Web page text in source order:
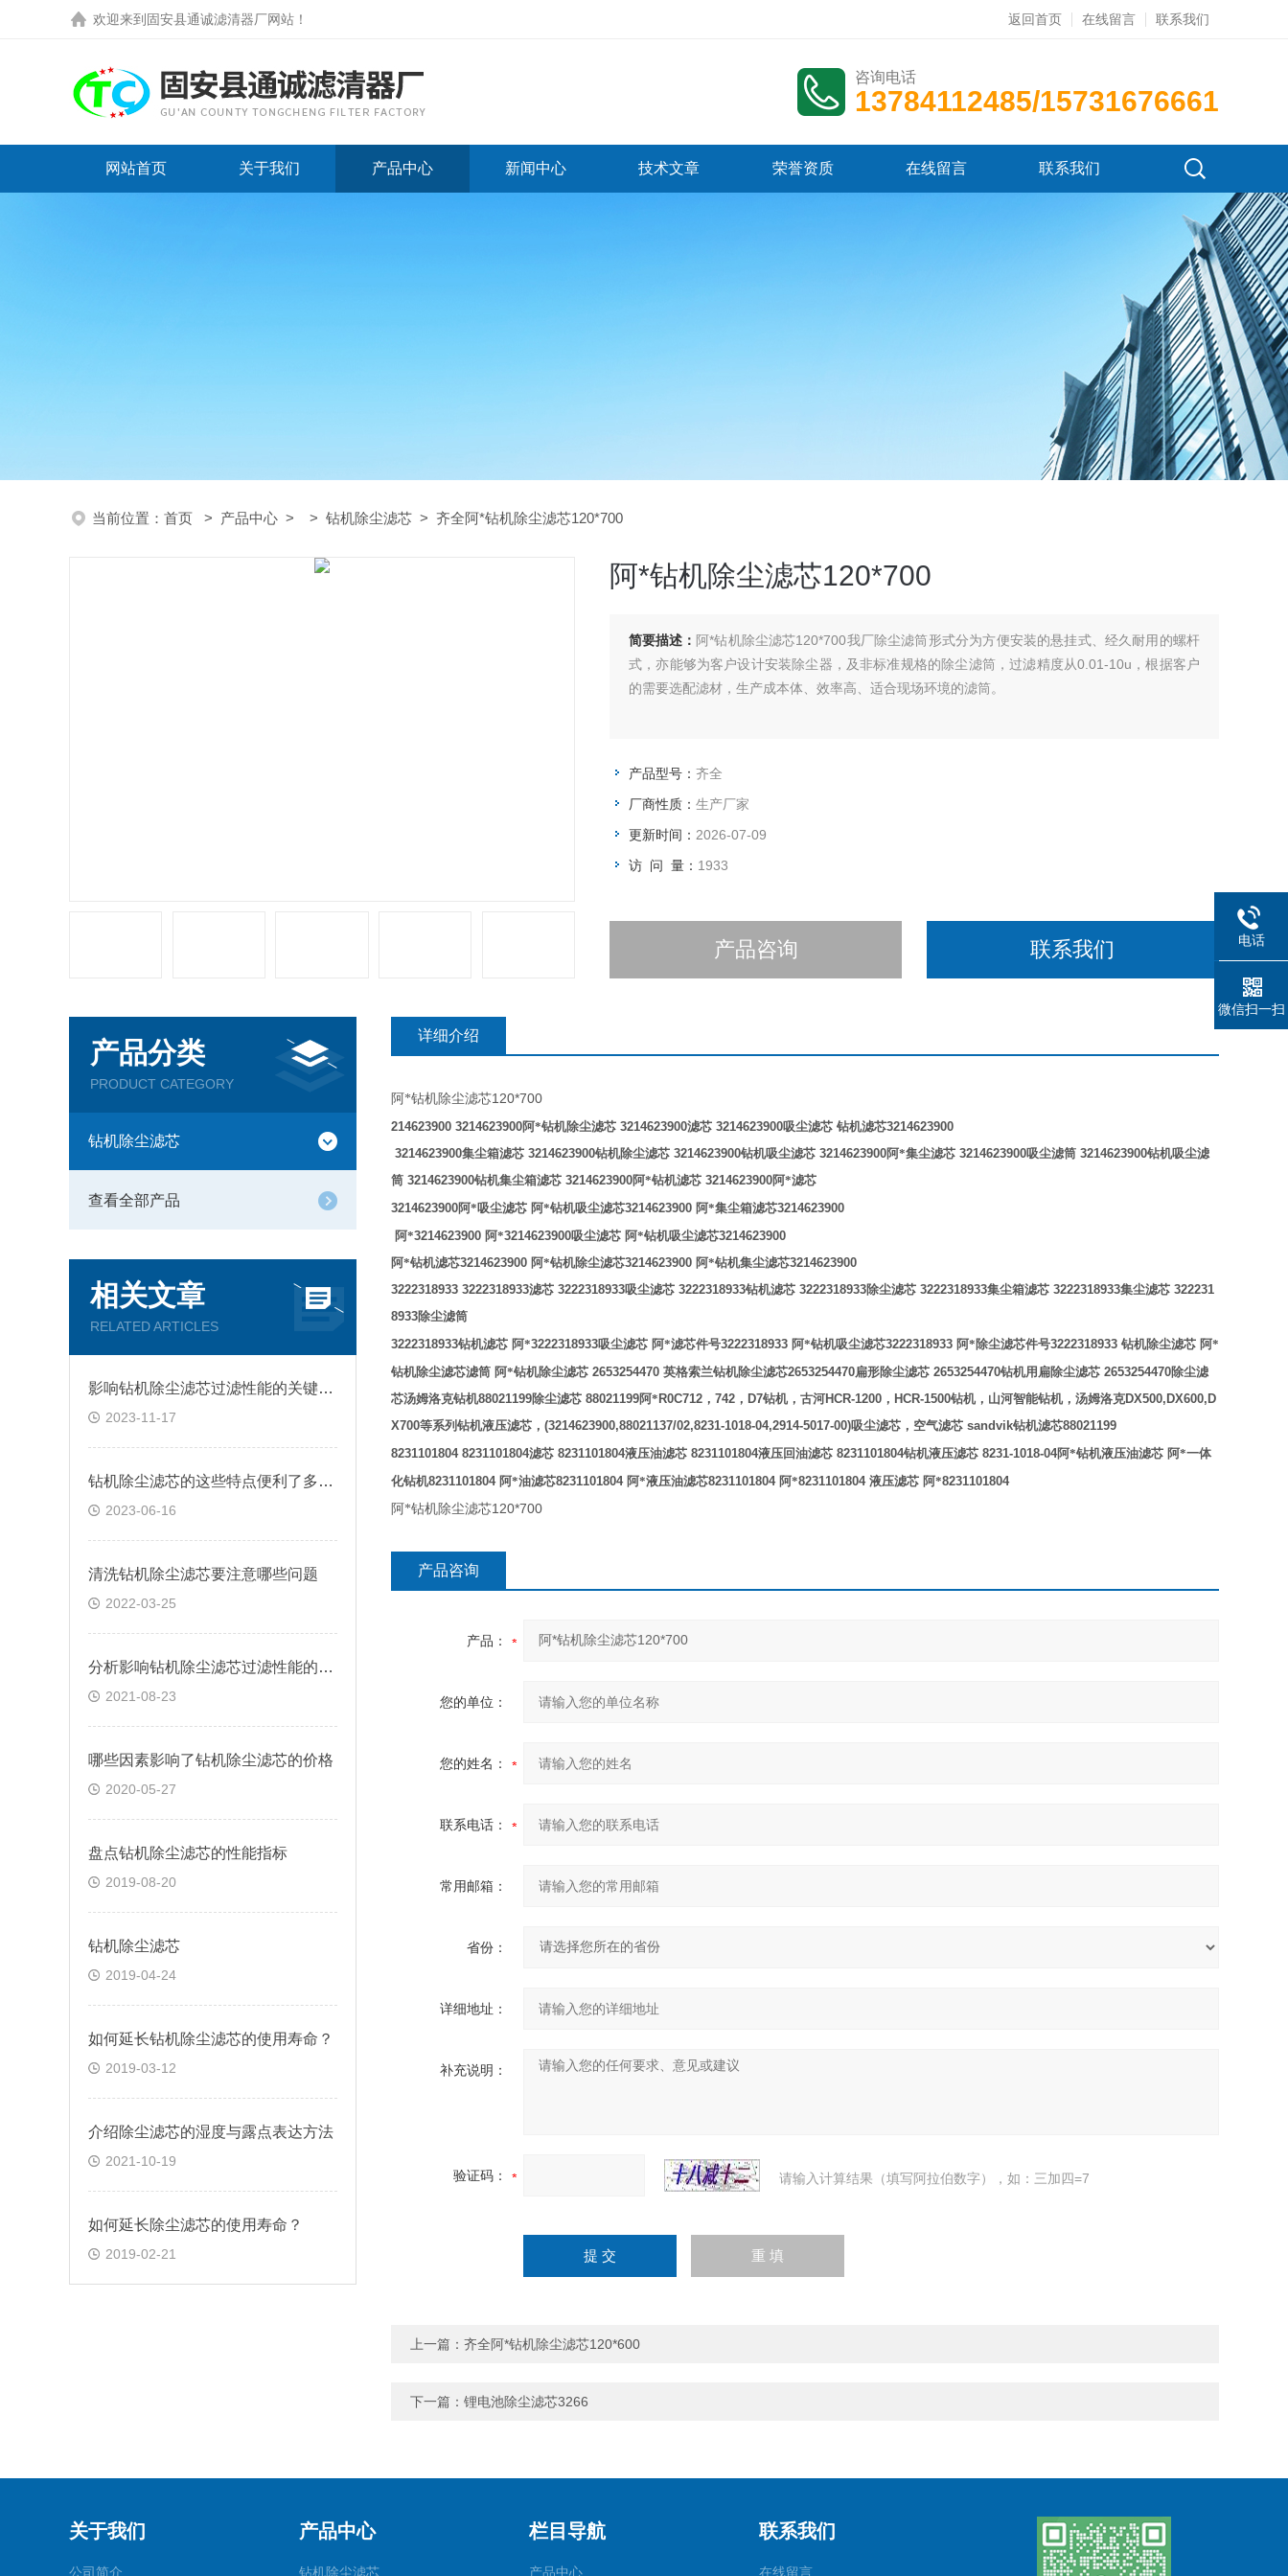
欢迎来到 固安县通诚滤清器厂网站 ！ 返回首页 在线留言 联系我们
咨询电话
13784112485/15731676661
网站首页 关于我们 产品中心 新闻中心 技术文章 荣誉资质 在线留言 联系我们
当前位置： 首页 > 产品中心 > > 钻机除尘滤芯 > 齐全阿*钻机除尘滤芯120*700
阿*钻机除尘滤芯120*700
简要描述： 阿*钻机除尘滤芯120*700我厂除尘滤筒形式分为方便安装的悬挂式、经久耐用的螺杆
式，亦能够为客户设计安装除尘器，及非标准规格的除尘滤筒，过滤精度从0.01-10u，根据客户
的需要选配滤材，生产成本体、效率高、适合现场环境的滤筒。
产品型号： 齐全
厂商性质： 生产厂家
更新时间： 2026-07-09
访 问 量： 1933
产品咨询 联系我们
产品分类
PRODUCT CATEGORY
钻机除尘滤芯
查看全部产品
相关文章
RELATED ARTICLES
影响钻机除尘滤芯过滤性能的关键因素研究
2023-11-17
钻机除尘滤芯的这些特点便利了多种行业
2023-06-16
清洗钻机除尘滤芯要注意哪些问题
2022-03-25
分析影响钻机除尘滤芯过滤性能的四个因素
2021-08-23
哪些因素影响了钻机除尘滤芯的价格
2020-05-27
盘点钻机除尘滤芯的性能指标
2019-08-20
钻机除尘滤芯
2019-04-24
如何延长钻机除尘滤芯的使用寿命？
2019-03-12
介绍除尘滤芯的湿度与露点表达方法
2021-10-19
如何延长除尘滤芯的使用寿命？
2019-02-21
详细介绍
阿*钻机除尘滤芯120*700
214623900 3214623900阿*钻机除尘滤芯 3214623900滤芯 3214623900吸尘滤芯 钻机滤芯3214623900
3214623900集尘箱滤芯 3214623900钻机除尘滤芯 3214623900钻机吸尘滤芯 3214623900阿*集尘滤芯 3214623900吸尘滤筒 3214623900钻机吸尘滤
筒 3214623900钻机集尘箱滤芯 3214623900阿*钻机滤芯 3214623900阿*滤芯
3214623900阿*吸尘滤芯 阿*钻机吸尘滤芯3214623900 阿*集尘箱滤芯3214623900
阿*3214623900 阿*3214623900吸尘滤芯 阿*钻机吸尘滤芯3214623900
阿*钻机滤芯3214623900 阿*钻机除尘滤芯3214623900 阿*钻机集尘滤芯3214623900
3222318933 3222318933滤芯 3222318933吸尘滤芯 3222318933钻机滤芯 3222318933除尘滤芯 3222318933集尘箱滤芯 3222318933集尘滤芯 322231
8933除尘滤筒
3222318933钻机滤芯 阿*3222318933吸尘滤芯 阿*滤芯件号3222318933 阿*钻机吸尘滤芯3222318933 阿*除尘滤芯件号3222318933 钻机除尘滤芯 阿*
钻机除尘滤芯滤筒 阿*钻机除尘滤芯 2653254470 英格索兰钻机除尘滤芯2653254470扁形除尘滤芯 2653254470钻机用扁除尘滤芯 2653254470除尘滤
芯汤姆洛克钻机88021199除尘滤芯 88021199阿* R0C712 ， 742 ， D7钻机，古河HCR-1200 ， HCR-1500钻机，山河智能钻机，汤姆洛克DX500,DX600,D
X700等系列钻机液压滤芯， (3214623900,88021137/02,8231-1018-04,2914-5017-00)吸尘滤芯，空气滤芯 sandvik钻机滤芯88021199
8231101804 8231101804滤芯 8231101804液压油滤芯 8231101804液压回油滤芯 8231101804钻机液压滤芯 8231-1018-04阿*钻机液压油滤芯 阿*一体
化钻机8231101804 阿*油滤芯8231101804 阿*液压油滤芯8231101804 阿*8231101804 液压滤芯 阿*8231101804
阿*钻机除尘滤芯120*700
产品咨询
产品：
您的单位：
您的姓名：
联系电话：
常用邮箱：
省份：
详细地址：
补充说明：
验证码： 请输入计算结果（填写阿拉伯数字），如：三加四=7
上一篇： 齐全阿*钻机除尘滤芯120*600
下一篇： 锂电池除尘滤芯3266
关于我们
公司简介
产品中心
钻机除尘滤芯
栏目导航
产品中心
联系我们
在线留言
电话
微信扫一扫